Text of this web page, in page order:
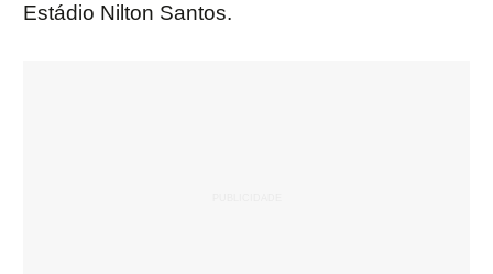
Estádio Nilton Santos.